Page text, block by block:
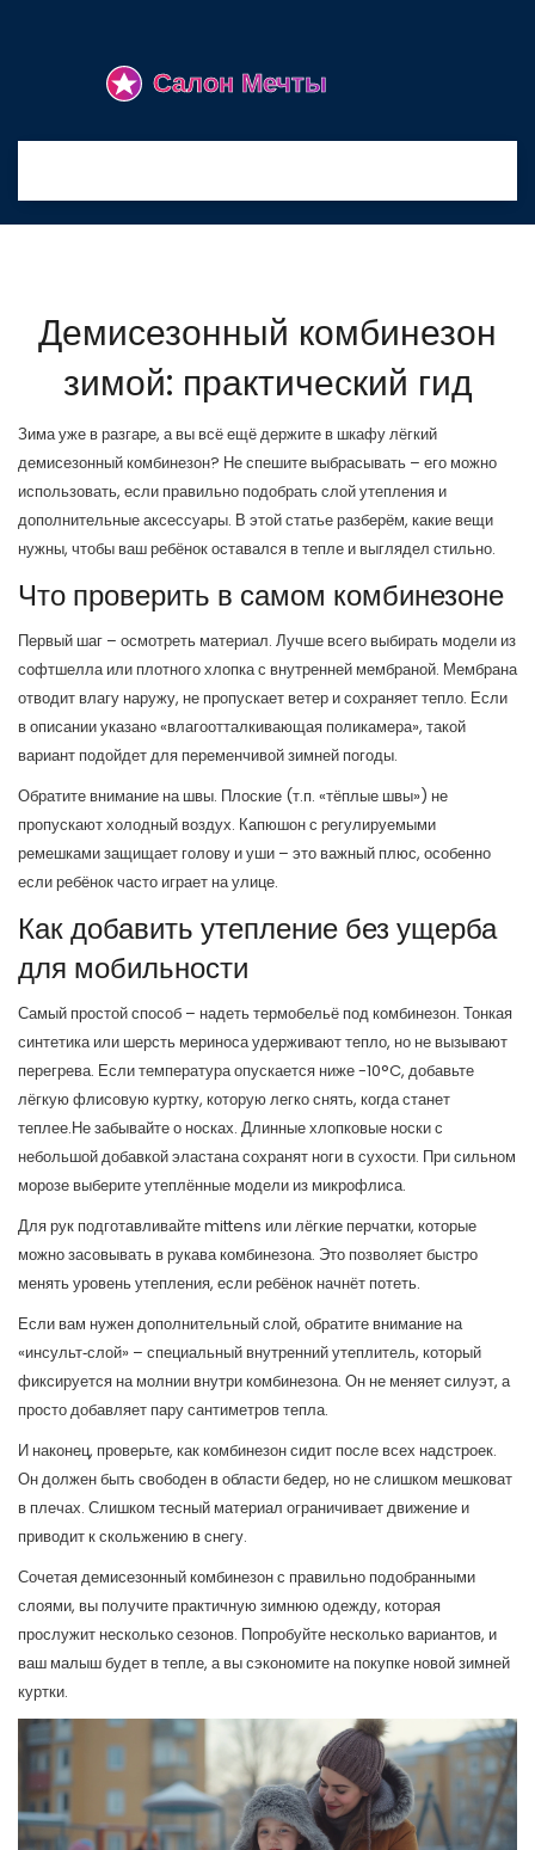
Демисезонный комбинезон
зимой: практический гид
Зима уже в разгаре, а вы всё ещё держите в шкафу лёгкий
демисезонный комбинезон? Не спешите выбрасывать – его можно
использовать, если правильно подобрать слой утепления и
дополнительные аксессуары. В этой статье разберём, какие вещи
нужны, чтобы ваш ребёнок оставался в тепле и выглядел стильно.
Что проверить в самом комбинезоне
Первый шаг – осмотреть материал. Лучше всего выбирать модели из
софтшелла или плотного хлопка с внутренней мембраной. Мембрана
отводит влагу наружу, не пропускает ветер и сохраняет тепло. Если
в описании указано «влагоотталкивающая поликамера», такой
вариант подойдет для переменчивой зимней погоды.
Обратите внимание на швы. Плоские (т.п. «тёплые швы») не
пропускают холодный воздух. Капюшон с регулируемыми
ремешками защищает голову и уши – это важный плюс, особенно
если ребёнок часто играет на улице.
Как добавить утепление без ущерба
для мобильности
Самый простой способ – надеть термобельё под комбинезон. Тонкая
синтетика или шерсть мериноса удерживают тепло, но не вызывают
перегрева. Если температура опускается ниже -10°C, добавьте
лёгкую флисовую куртку, которую легко снять, когда станет
теплее.Не забывайте о носках. Длинные хлопковые носки с
небольшой добавкой эластана сохранят ноги в сухости. При сильном
морозе выберите утеплённые модели из микрофлиса.
Для рук подготавливайте mittens или лёгкие перчатки, которые
можно засовывать в рукава комбинезона. Это позволяет быстро
менять уровень утепления, если ребёнок начнёт потеть.
Если вам нужен дополнительный слой, обратите внимание на
«инсульт‑слой» – специальный внутренний утеплитель, который
фиксируется на молнии внутри комбинезона. Он не меняет силуэт, а
просто добавляет пару сантиметров тепла.
И наконец, проверьте, как комбинезон сидит после всех надстроек.
Он должен быть свободен в области бедер, но не слишком мешковат
в плечах. Слишком тесный материал ограничивает движение и
приводит к скольжению в снегу.
Сочетая демисезонный комбинезон с правильно подобранными
слоями, вы получите практичную зимнюю одежду, которая
прослужит несколько сезонов. Попробуйте несколько вариантов, и
ваш малыш будет в тепле, а вы сэкономите на покупке новой зимней
куртки.